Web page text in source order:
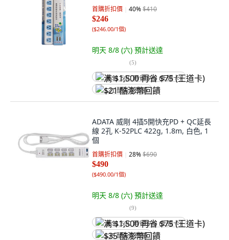
首購折扣價 40%$410
$246
($246.00/1個)
明天 8/8 (六) 預計送達
(5)
满 $1,500 再省 $75 (王道卡)
$21 酷澎幣回饋
ADATA 威剛 4插5開快充PD + QC延長
線 2孔 K-52PLC 422g, 1.8m, 白色, 1
個
首購折扣價 28%$690
$490
($490.00/1個)
明天 8/8 (六) 預計送達
(9)
满 $1,500 再省 $75 (王道卡)
$35 酷澎幣回饋